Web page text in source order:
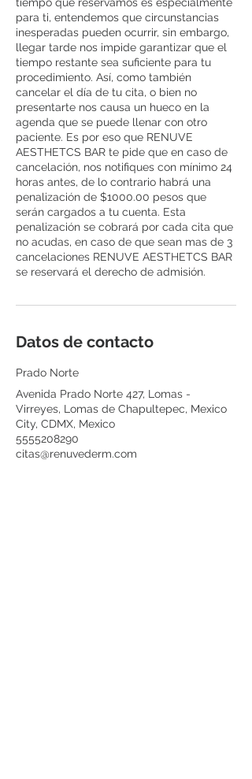
para ti, entendemos que circunstancias
inesperadas pueden ocurrir, sin embargo,
llegar tarde nos impide garantizar que el
tiempo restante sea suficiente para tu
procedimiento. Así, como también
cancelar el día de tu cita, o bien no
presentarte nos causa un hueco en la
agenda que se puede llenar con otro
paciente. Es por eso que RENUVE
AESTHETCS BAR te pide que en caso de
cancelación, nos notifiques con mínimo 24
horas antes, de lo contrario habrá una
penalización de $1000.00 pesos que
serán cargados a tu cuenta. Esta
penalización se cobrará por cada cita que
no acudas, en caso de que sean mas de 3
cancelaciones RENUVE AESTHETCS BAR
se reservará el derecho de admisión.
Datos de contacto
Prado Norte
Avenida Prado Norte 427, Lomas -
Virreyes, Lomas de Chapultepec, Mexico
City, CDMX, Mexico
5555208290
citas@renuvederm.com